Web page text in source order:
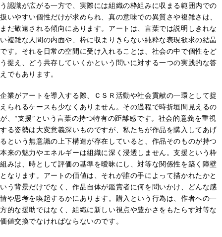
う認識が広がる一方で、実際には組織の枠組みに収まる範囲内での
扱いやすい個性だけが求められ、真の意味での異質さや複雑さは、
まだ敬遠される傾向にあります。アートは、言葉では説明しきれな
い複雑な人間の内面や、枠に収まりきらない純粋な表現欲求の結晶
です。それを日常の空間に受け入れることは、社会の中で個性をど
う捉え、どう共存していくかという問いに対する一つの実践的な答
えでもあります。
企業がアートを導入する際、ＣＳＲ活動や社会貢献の一環として捉
えられるケースも少なくありません。その過程で時折垣間見えるの
が、“支援”という言葉の持つ特有の距離感です。社会的意義を重視
する姿勢は大変意義深いものですが、私たちが作品を購入してあげ
るという無意識の上下構造が存在していると、作品そのものが持つ
本来の魅力やエネルギーは組織に深く浸透しません。支援という枠
組みは、時として評価の基準を曖昧にし、対等な関係性を築く障壁
となります。アートの価値は、それが誰の手によって描かれたかと
いう背景だけでなく、作品自体が鑑賞者に何を問いかけ、どんな感
情や思考を喚起するかにあります。購入という行為は、作者への一
方的な援助ではなく、組織に新しい視点や豊かさをもたらす対等な
価値交換でなければならないのです。